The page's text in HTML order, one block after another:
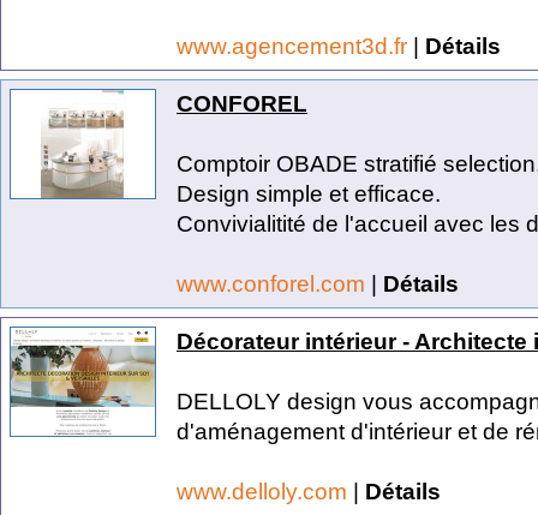
www.agencement3d.fr | Détails
CONFOREL
Comptoir OBADE stratifié
Design simple et efficace.
Convivialitité de l'accueil avec les
www.conforel.com | Détails
Décorateur intérieur - Architecte
DELLOLY design vous
d'aménagement d'intérieur et de
www.delloly.com | Détails